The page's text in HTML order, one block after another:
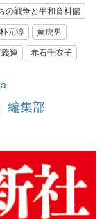
の戦争と平和資料館
朴元淳 黄虎男
連 赤石千衣子
編集部